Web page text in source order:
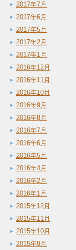
2017年7月
2017年6月
2017年5月
2017年2月
2017年1月
2016年12月
2016年11月
2016年10月
2016年9月
2016年8月
2016年7月
2016年6月
2016年5月
2016年4月
2016年2月
2016年1月
2015年12月
2015年11月
2015年10月
2015年9月